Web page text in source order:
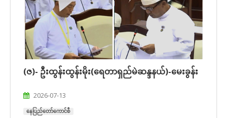
(ဇ)- ဦးထွန်းထွန်းမိုး(ရေတာရှည်မဲဆန္ဒနယ်)-မေးခွန်း
2026-07-13
နေပြည်တော်ကောင်စီ